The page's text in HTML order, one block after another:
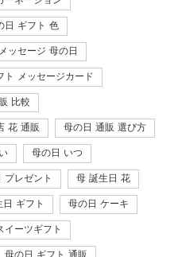
日 ギフト 色
ッセージ 母の日
ト メッセージカード
比較
花 通販 母の日 通販 選び方
母の日 いつ
プレゼント 母 誕生日 花
日 ギフト 母の日 ケーキ
イーツギフト